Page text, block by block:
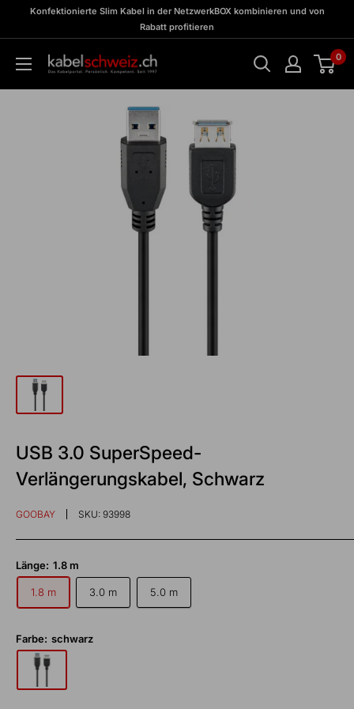
zu
BOX
Konfektionierte Slim Kabel in der NetzwerkBOX kombinieren und von
Rabatt profitieren
kabelschweiz 0
USB 3.0 SuperSpeed-
Verlängerungskabel, Schwarz
GOOBAY SKU: 93998
Länge: 1.8 m
1.8 m 3.0 m 5.0 m
Farbe: schwarz